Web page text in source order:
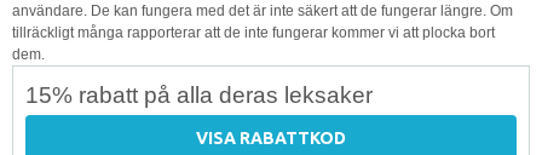
användare. De kan fungera med det är inte säkert att de fungerar längre. Om
tillräckligt många rapporterar att de inte fungerar kommer vi att plocka bort
dem.
15% rabatt på alla deras leksaker
VISA RABATTKOD